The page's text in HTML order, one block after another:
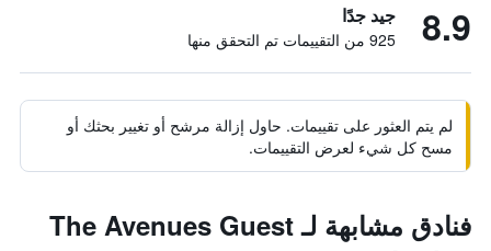
8.9 جيد جدًا
925 من التقييمات تم التحقق منها
لم يتم العثور على تقييمات. حاول إزالة مرشح أو تغيير بحثك أو
مسح كل شيء لعرض التقييمات.
فنادق مشابهة لـ The Avenues Guest